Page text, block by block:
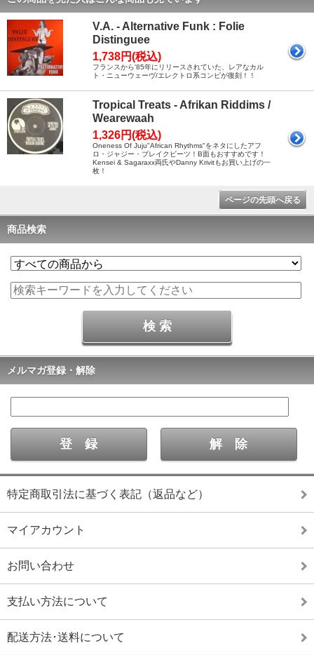
V.A. - Alternative Funk : Folie
Distinguee
1,738円(税込)
フランスから'85年にリリースされていた、レアなカル
ト・ニューウェーヴ/エレクトロ系コンピが復刻！！
Tropical Treats - Afrikan Riddims /
Wearewaah
1,326円(税込)
Oneness Of Juju"African Rhythms"をネタにしたアフ
ロ・ジャジー・ブレイクビーツ！B面もおすすめです！
Kensei & Sagaraxx両氏やDanny Krivitもお買い上げの一
枚！
ページの先頭へ戻る
商品検索
メルマガ登録・解除
特定商取引法に基づく表記（返品など）
マイアカウント
お問い合わせ
支払い方法について
配送方法･送料について